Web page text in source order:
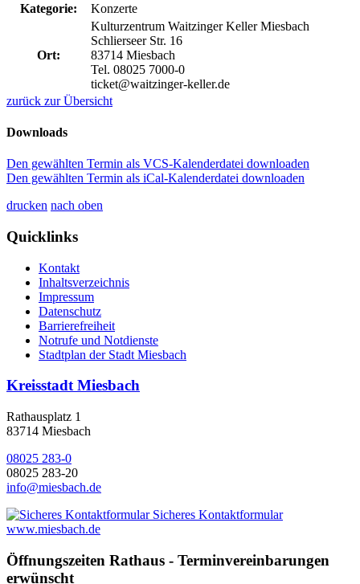
Kategorie:
Konzerte
Ort:
Kulturzentrum Waitzinger Keller Miesbach
Schlierseer Str. 16
83714 Miesbach
Tel. 08025 7000-0
ticket@waitzinger-keller.de
zurück zur Übersicht
Downloads
Den gewählten Termin als VCS-Kalenderdatei downloaden
Den gewählten Termin als iCal-Kalenderdatei downloaden
drucken nach oben
Quicklinks
Kontakt
Inhaltsverzeichnis
Impressum
Datenschutz
Barrierefreiheit
Notrufe und Notdienste
Stadtplan der Stadt Miesbach
Kreisstadt Miesbach
Rathausplatz 1
83714 Miesbach
08025 283-0
08025 283-20
info@miesbach.de
Sicheres Kontaktformular
www.miesbach.de
Öffnungszeiten Rathaus - Terminvereinbarungen
erwünscht